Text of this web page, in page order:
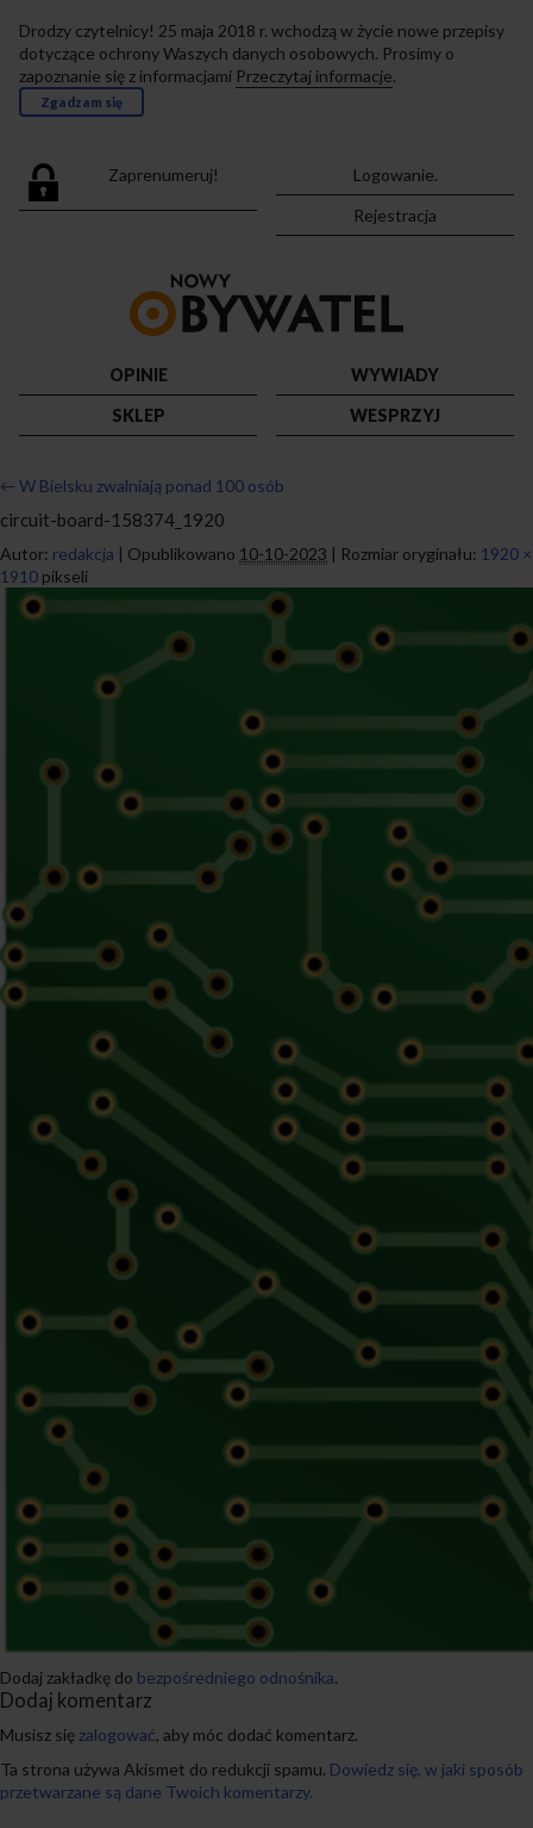
Drodzy czytelnicy! 25 maja 2018 r. wchodzą w życie nowe przepisy
dotyczące ochrony Waszych danych osobowych. Prosimy o
zapoznanie się z informacjami Przeczytaj informacje.
Zgadzam się
Zaprenumeruj!
Logowanie.
Rejestracja
strony
OPINIE
WYWIADY
SKLEP
WESPRZYJ
← W Bielsku zwalniają ponad 100 osób
circuit-board-158374_1920
Autor: redakcja | Opublikowano 10-10-2023 | Rozmiar oryginału: 1920 ×
1910 pikseli
Dodaj zakładkę do bezpośredniego odnośnika.
Dodaj komentarz
Musisz się zalogować, aby móc dodać komentarz.
Ta strona używa Akismet do redukcji spamu. Dowiedz się, w jaki sposób
przetwarzane są dane Twoich komentarzy.